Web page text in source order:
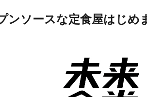
ンソースな定食屋はじめ